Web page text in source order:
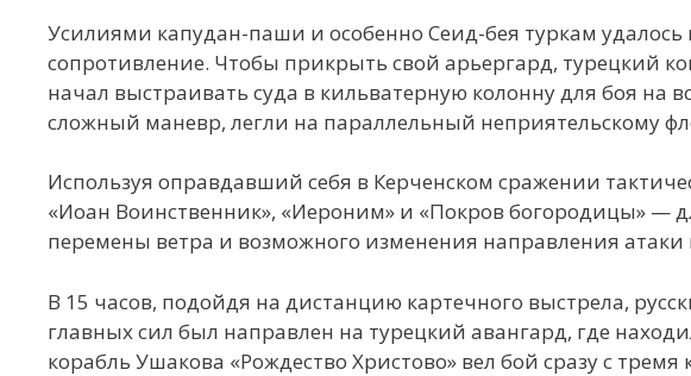
Усилиями капудан-паши и особенно Сеид-бея туркам удалось
сопротивление. Чтобы прикрыть свой арьергард, турецкий
начал выстраивать суда в кильватерную колонну для боя на
сложный маневр, легли на параллельный неприятельскому
Используя оправдавший себя в Керченском сражении
«Иоан Воинственник», «Иероним» и «Покров богородицы» —
перемены ветра и возможного изменения направления атаки
В 15 часов, подойдя на дистанцию картечного выстрела,
главных сил был направлен на турецкий авангард, где
корабль Ушакова «Рождество Христово» вел бой сразу с